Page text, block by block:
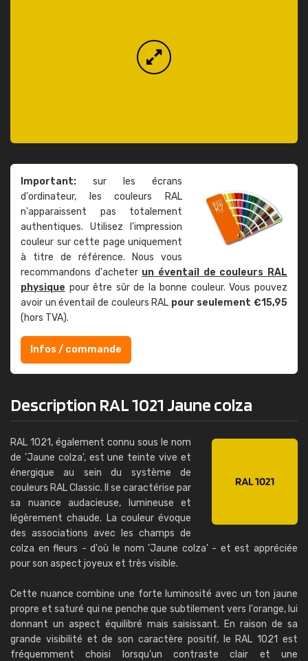
Important: sur les écrans
d'ordinateur, les couleurs RAL
n'apparaissent pas totalement
authentiques. Utilisez l'impression
couleur sur cette page uniquement
à titre de référence. Nous vous
recommandons d'acheter un éventail de couleurs RAL
physique pour être sûr de la bonne couleur. Vous pouvez
avoir un éventail de couleurs RAL pour seulement €15,95
(hors TVA).
Infos / commande
Description RAL 1021 Jaune colza
RAL 1021, également connu sous le nom
de 'Jaune colza', est une teinte vive et
énergique au sein du système de
couleurs RAL Classic. Il se caractérise par
sa nuance audacieuse, lumineuse et
légèrement chaude. La couleur évoque
des associations avec les champs de
colza en fleurs - d'où le nom 'Jaune colza' - et est appréciée
pour son aspect joyeux et très visible.
Cette nuance combine une forte luminosité avec un ton jaune
propre et saturé qui ne penche que subtilement vers l'orange, lui
donnant un aspect équilibré mais saisissant. En raison de sa
grande visibilité et de son caractère positif, le RAL 1021 est
fréquemment choisi lorsqu'un contraste clair et une